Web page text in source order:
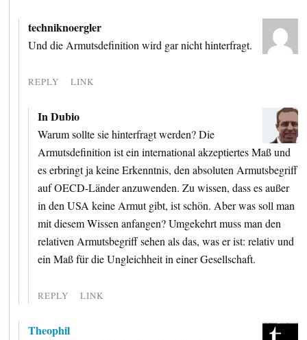
techniknoergler
Und die Armutsdefinition wird gar nicht hinterfragt.
REPLY LINK
In Dubio
Warum sollte sie hinterfragt werden? Die
Armutsdefinition ist ein international akzeptiertes Maß und
es erbringt ja keine Erkenntnis, den absoluten Armutsbegriff
auf OECD-Länder anzuwenden. Zu wissen, dass es außer
in den USA keine Armut gibt, ist schön. Aber was soll man
mit diesem Wissen anfangen? Umgekehrt muss man den
relativen Armutsbegriff sehen als das, was er ist: relativ und
ein Maß für die Ungleichheit in einer Gesellschaft.
REPLY LINK
Theophil